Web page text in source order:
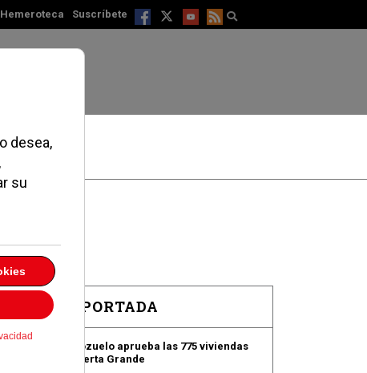
Hemeroteca Suscríbete
EN PORTADA
Pozuelo aprueba las 775 viviendas
de Huerta Grande